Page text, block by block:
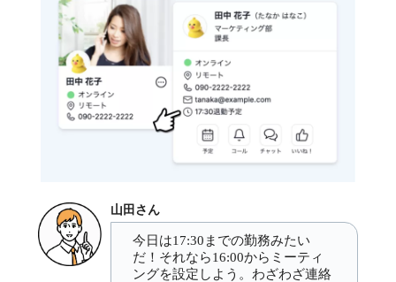
山田さん
今日は17:30までの勤務みたい
だ！それなら16:00からミーティ
ングを設定しよう。わざわざ連絡